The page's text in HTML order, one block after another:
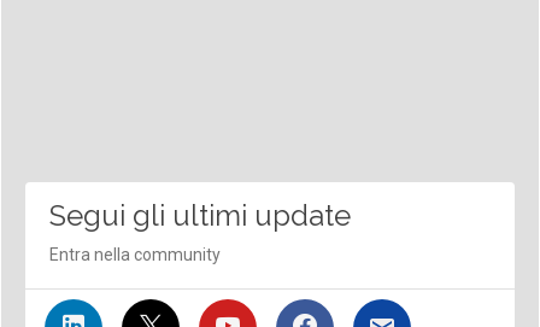
Segui gli ultimi update
Entra nella community